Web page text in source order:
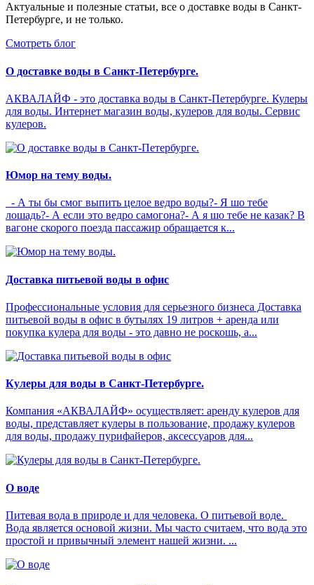
Актуальные и полезные статьи, все о доставке воды в Санкт-
Петербурге, и не только.
Смотреть блог
О доставке воды в Санкт-Петербурге.
АКВАЛАЙФ - это доставка воды в Санкт-Петербурге. Кулеры
для воды. Интернет магазин воды, кулеров для воды. Сервис
кулеров.
Юмор на тему воды.
- А ты бы смог выпить целое ведро воды?- Я шо тебе
лошадь?- А если это ведро самогона?- А я шо тебе не казак? В
вагоне скорого поезда пассажир обращается к...
Доставка питьевой воды в офис
Профессиональные условия для серьезного бизнеса Доставка
питьевой воды в офис в бутылях 19 литров + аренда или
покупка кулера для воды - это давно не роскошь, а...
Кулеры для воды в Санкт-Петербурге.
Компания «АКВАЛАЙФ» осуществляет: аренду кулеров для
воды, представляет кулеры в пользование, продажу кулеров
для воды, продажу пурифайеров, аксессуаров для...
О воде
Питевая вода в природе и для человека. О питьевой воде.
Вода является основой жизни. Мы часто считаем, что вода это
простой и привычный элемент нашей жизни. ...